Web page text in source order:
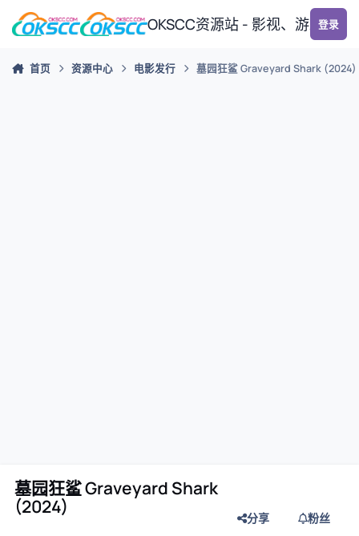
跳转到帖子
OKSCC资源站 - 影视、游戏、
登录
首页 资源中心 电影发行 墓园狂鲨 Graveyard Shark (2024)
墓园狂鲨 Graveyard Shark
(2024)
分享 粉丝